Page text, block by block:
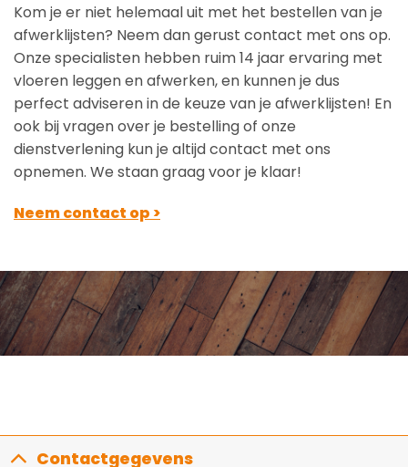
Kom je er niet helemaal uit met het bestellen van je
afwerklijsten? Neem dan gerust contact met ons op.
Onze specialisten hebben ruim 14 jaar ervaring met
vloeren leggen en afwerken, en kunnen je dus
perfect adviseren in de keuze van je afwerklijsten! En
ook bij vragen over je bestelling of onze
dienstverlening kun je altijd contact met ons
opnemen. We staan graag voor je klaar!
Neem contact op >
Contactgegevens